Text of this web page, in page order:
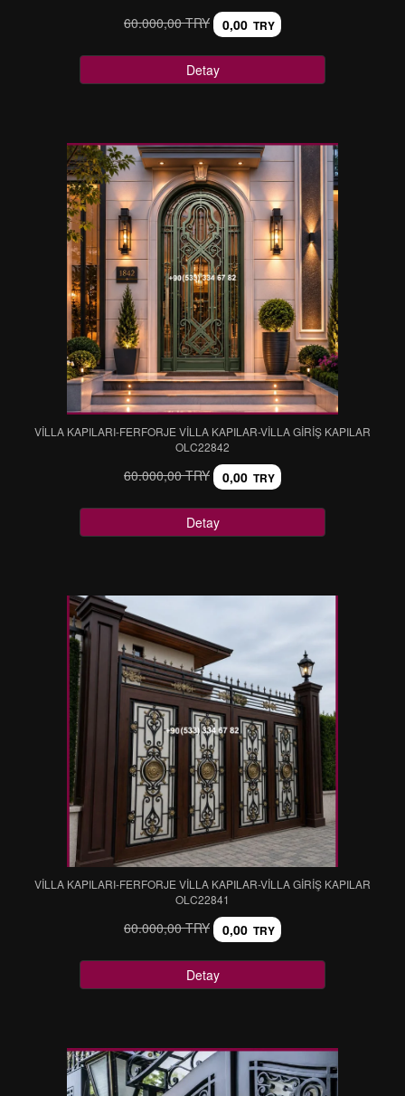
60.000,00 TRY 0,00 TRY
Detay
VİLLA KAPILARI-FERFORJE VİLLA KAPILAR-VİLLA GİRİŞ KAPILAR
OLC22842
60.000,00 TRY 0,00 TRY
Detay
VİLLA KAPILARI-FERFORJE VİLLA KAPILAR-VİLLA GİRİŞ KAPILAR
OLC22841
60.000,00 TRY 0,00 TRY
Detay